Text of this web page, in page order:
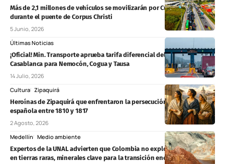
Más de 2,1 millones de vehículos se movilizarán por Cundinamarca
durante el puente de Corpus Christi
5 Junio, 2026
Últimas Noticias
¡Oficial! Min. Transporte aprueba tarifa diferencial del 50% en el peaje
Casablanca para Nemocón, Cogua y Tausa
14 Julio, 2026
Cultura Zipaquirá
Heroínas de Zipaquirá que enfrentaron la persecución de la Corona
española entre 1810 y 1817
2 Agosto, 2026
Medellín Medio ambiente
Expertos de la UNAL advierten que Colombia no explota su potencial
en tierras raras, minerales clave para la transición energética global